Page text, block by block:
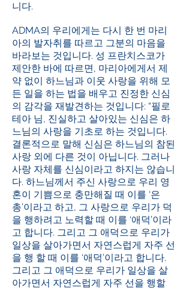
니다.
ADMA의 우리에게는 다시 한 번 마리
아의 발자취를 따르고 그분의 마음을
바라보는 것입니다. 성 프란치스코가
제안한 바에 따르면, 마리아에게서 제
약 없이 하느님과 이웃 사랑을 위해 모
든 일을 하는 법을 배우고 진정한 신심
의 감각을 재발견하는 것입니다: “필로
테아 님, 진실하고 살아있는 신심은 하
느님의 사랑을 기초로 하는 것입니다.
결론적으로 말해 신심은 하느님의 참된
사랑 외에 다른 것이 아닙니다. 그러나
사랑 자체를 신심이라고 하지는 않습니
다. 하느님께서 주신 사랑으로 우리 영
혼이 기쁨으로 충만해질 때 이를 ‘은
총’이라고 하고, 그 사랑으로 우리가 덕
을 행하려고 노력할 때 이를 ‘애덕’이라
고 합니다. 그리고 그 애덕으로 우리가
일상을 살아가면서 자연스럽게 자주 선
을 행 할 때 이를 ‘애덕’이라고 합니다.
그리고 그 애덕으로 우리가 일상을 살
아가면서 자연스럽게 자주 선을 행할